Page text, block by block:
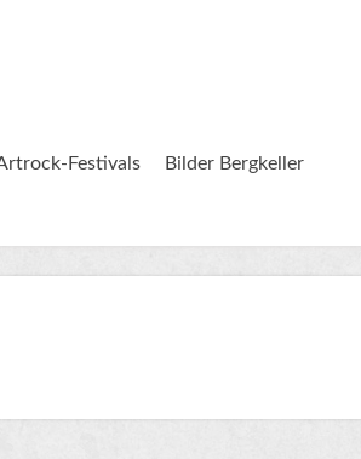
Festivals Bilder Bergkeller